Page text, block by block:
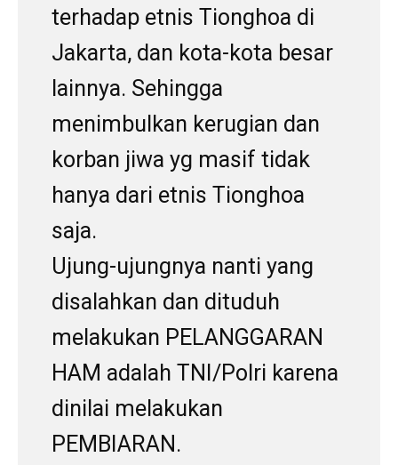
terhadap etnis Tionghoa di
Jakarta, dan kota-kota besar
lainnya. Sehingga
menimbulkan kerugian dan
korban jiwa yg masif tidak
hanya dari etnis Tionghoa
saja.
Ujung-ujungnya nanti yang
disalahkan dan dituduh
melakukan PELANGGARAN
HAM adalah TNI/Polri karena
dinilai melakukan
PEMBIARAN.